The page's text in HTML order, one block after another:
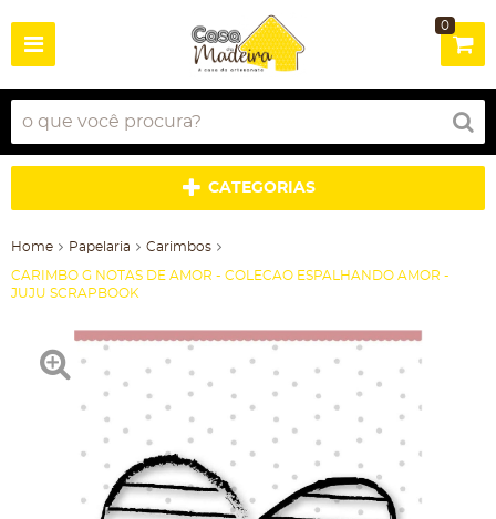
0
CATEGORIAS
Home Papelaria Carimbos
CARIMBO G NOTAS DE AMOR - COLECAO ESPALHANDO AMOR -
JUJU SCRAPBOOK